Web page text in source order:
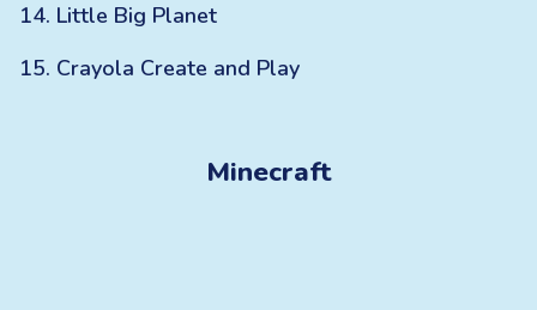
14. Little Big Planet
15. Crayola Create and Play
Minecraft